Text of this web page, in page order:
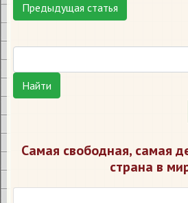
Предыдущая статья
Найти
Самая свободная, самая
страна в